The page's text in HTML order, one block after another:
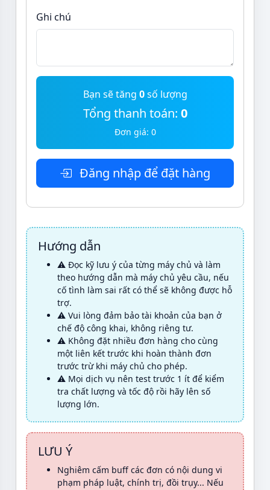
Ghi chú
Bạn sẽ tăng 0số lượng
Tổng thanh toán: 0
Đơn giá: 0
Đăng nhập để đặt hàng
Hướng dẫn
⚠️ Đọc kỹ lưu ý của từng máy chủ và làm
theo hướng dẫn mà máy chủ yêu cầu, nếu
cố tình làm sai rất có thể sẽ không được hỗ
trợ.
⚠️ Vui lòng đảm bảo tài khoản của bạn ở
chế độ công khai, không riêng tư.
⚠️ Không đặt nhiều đơn hàng cho cùng
một liên kết trước khi hoàn thành đơn
trước trừ khi máy chủ cho phép.
⚠️ Mọi dịch vụ nên test trước 1 ít để kiểm
tra chất lượng và tốc độ rồi hãy lên số
lượng lớn.
LƯU Ý
Nghiêm cấm buff các đơn có nội dung vi
phạm pháp luật, chính trị, đồi trụy... Nếu